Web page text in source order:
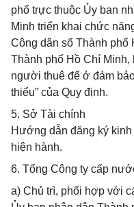
phố trực thuộc Ủy ban
Minh triển khai chức
Công dân số Thành phố
Thành phố Hồ Chí
người thuê để ở đảm
thiểu” của Quy định.
5. Sở Tài chính
Hướng dẫn đăng ký
hiện hành.
6. Tổng Công ty cấp
a) Chủ trì, phối hợp với